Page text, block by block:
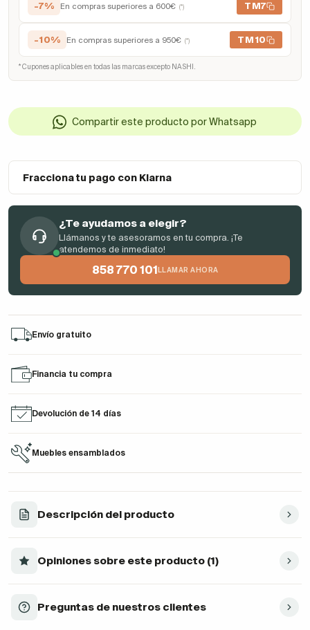
-7% En compras superiores a 600€ (*) TM7
-10% En compras superiores a 950€ (*) TM10
* Cupones aplicables en todas las marcas excepto NASHI.
Compartir este producto por Whatsapp
Fracciona tu pago con Klarna
¿Te ayudamos a elegir?
Llámanos y te asesoramos en tu compra. ¡Te
atendemos de inmediato!
858 770 101 LLAMAR AHORA
Envío gratuito
Financia tu compra
Devolución de 14 días
Muebles ensamblados
Descripción del producto
Opiniones sobre este producto (1)
Preguntas de nuestros clientes